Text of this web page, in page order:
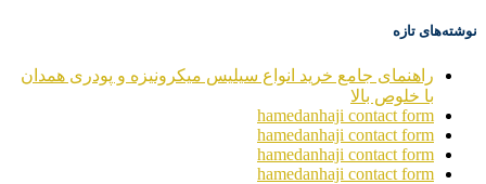
نوشته‌های تازه
راهنمای جامع خرید انواع سیلیس میکرونیزه و پودری همدان
با خلوص بالا
hamedanhaji contact form
hamedanhaji contact form
hamedanhaji contact form
hamedanhaji contact form